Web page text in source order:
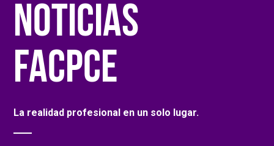
NOTICIAS
FACPCE
La realidad profesional en un solo lugar.